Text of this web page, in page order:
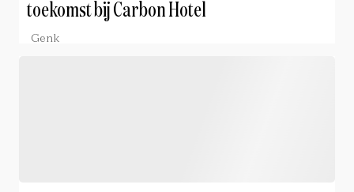
toekomst bij Carbon Hotel
Genk